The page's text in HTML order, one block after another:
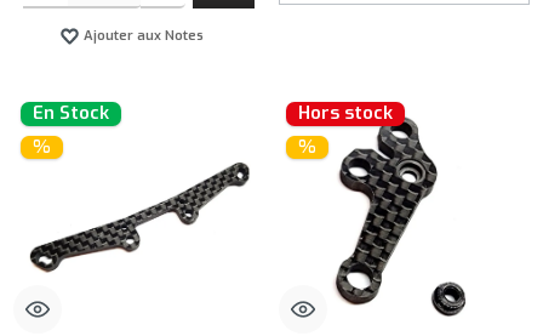
Ajouter aux Notes
En Stock
%
Hors stock
%